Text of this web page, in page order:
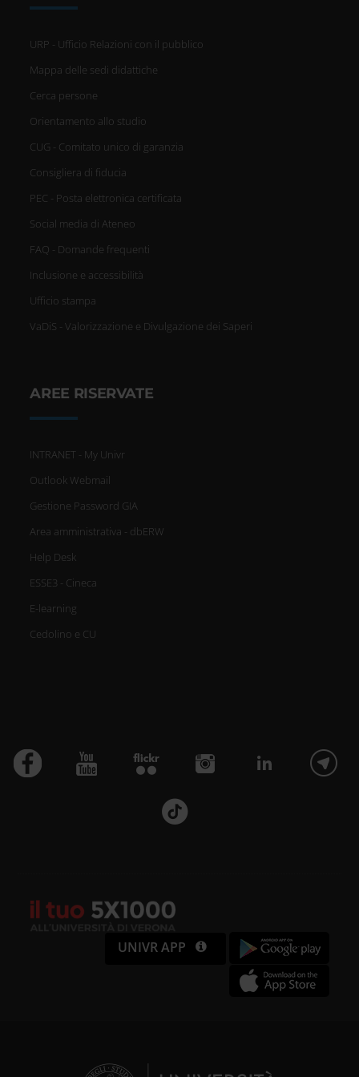
URP - Ufficio Relazioni con il pubblico
Mappa delle sedi didattiche
Cerca persone
Orientamento allo studio
CUG - Comitato unico di garanzia
Consigliera di fiducia
PEC - Posta elettronica certificata
Social media di Ateneo
FAQ - Domande frequenti
Inclusione e accessibilità
Ufficio stampa
VaDiS - Valorizzazione e Divulgazione dei Saperi
AREE RISERVATE
INTRANET - My Univr
Outlook Webmail
Gestione Password GIA
Area amministrativa - dbERW
Help Desk
ESSE3 - Cineca
E-learning
Cedolino e CU
UNIVR APP